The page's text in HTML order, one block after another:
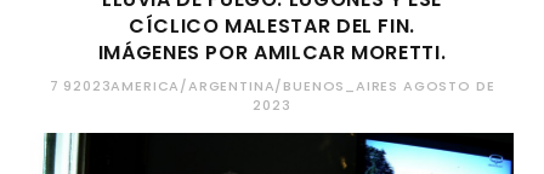
CÍCLICO MALESTAR DEL FIN.
IMÁGENES POR AMILCAR MORETTI.
7 92023AMERICA/ARGENTINA/BUENOS_AIRES AGOSTO DE
2023